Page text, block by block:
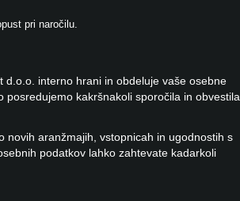
pri naročilu.
interno hrani in obdeluje vaše osebne
kakršnakoli sporočila in obvestila
novih aranžmajih, vstopnicah in ugodnostih s
podatkov lahko zahtevate kadarkoli